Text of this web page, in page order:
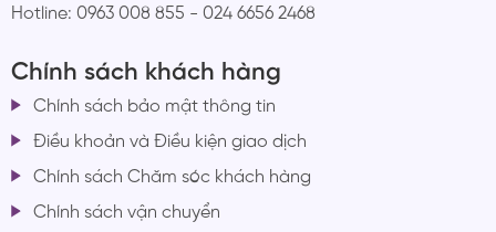
Hotline: 0963 008 855 - 024 6656 2468
Chính sách khách hàng
Chính sách bảo mật thông tin
Điều khoản và Điều kiện giao dịch
Chính sách Chăm sóc khách hàng
Chính sách vận chuyển